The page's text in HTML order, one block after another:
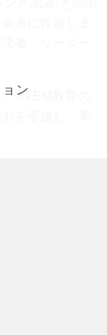
ン
者、リーダー
STEM教育の
を形成し、革